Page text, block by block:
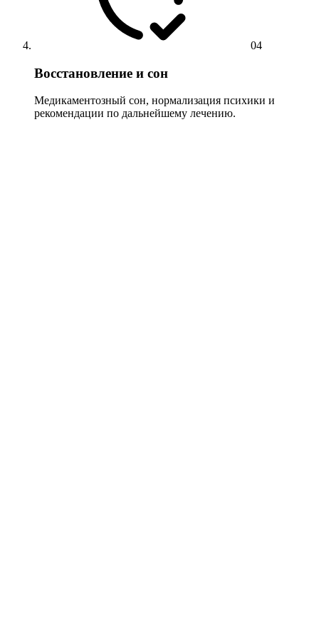
04
Восстановление и сон
Медикаментозный сон, нормализация психики и
рекомендации по дальнейшему лечению.